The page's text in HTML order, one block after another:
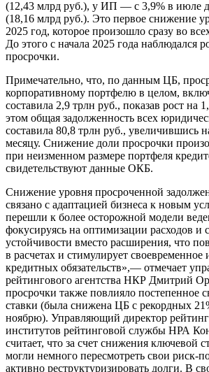
(12,43 млрд руб.), у ИП — с 3,9% в июле
(18,16 млрд руб.). Это первое снижение
2025 год, которое произошло сразу во
До этого с начала 2025 года наблюдался
просрочки.
Примечательно, что, по данным ЦБ,
корпоративному портфелю в целом,
составила 2,9 трлн руб., показав рост на
этом общая задолженность всех
составила 80,8 трлн руб., увеличившись
месяцу. Снижение доли просрочки
при неизменном размере портфеля
свидетельствуют данные ОКБ.
Снижение уровня просроченной
связано с адаптацией бизнеса к новым
перешли к более осторожной модели
фокусируясь на оптимизации расходов и
устойчивости вместо расширения, что
в расчетах и стимулирует своевременное
кредитных обязательств»,— отмечает
рейтингового агентства НКР Дмитрий
просрочки также повлияло постепенное
ставки (была снижена ЦБ с рекордных
ноябрю). Управляющий директор
институтов рейтинговой службы НРА
считает, что за счет снижения ключевой
могли немного пересмотреть свои риск-
активно реструктуризировать долги. В